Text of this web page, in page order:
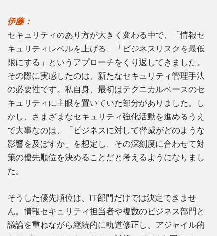
伊藤：
セキュリティのあり方が大きく変わる中で、「情報セ
キュリティレベルを上げる」「ビジネスリスクを最低
限にする」というアプローチをくり返してきました。
その際に実感したのは、新たなセキュリティ管理手法
の必要性です。私自身、最初はテクニカルベースのセ
キュリティに主眼を置いていた部分がありました。し
かし、さまざまなセキュリティ強化活動を進めるうえ
で大事なのは、「ビジネスに対して脅威がどのような
影響を及ぼすか」を想定し、その深刻度に合わせて対
策の優先順位を決めることだと考えるようになりまし
た。
そうした優先順位は、IT部門だけでは決定できませ
ん。情報セキュリティ担当者や複数のビジネス部門と
議論を重ねながら継続的に軌道修正し、アジャイル的